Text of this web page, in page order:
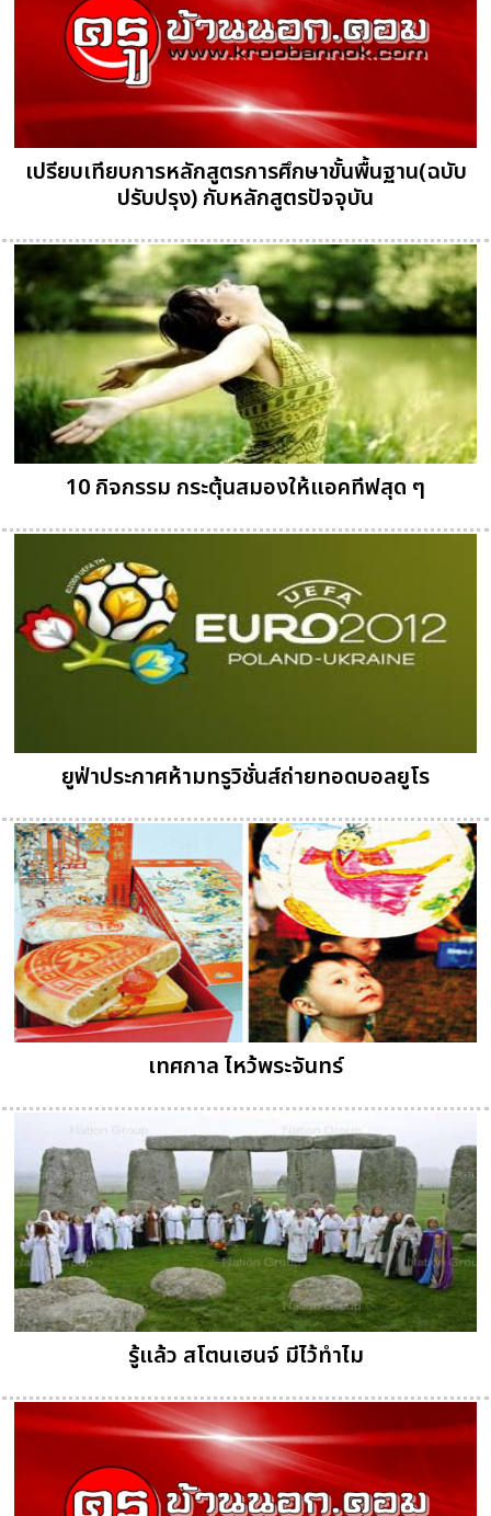
เปรียบเทียบการหลักสูตรการศึกษาขั้นพื้นฐาน(ฉบับ
ปรับปรุง) กับหลักสูตรปัจจุบัน
10 กิจกรรม กระตุ้นสมองให้แอคทีฟสุด ๆ
ยูฟ่าประกาศห้ามทรูวิชั่นส์ถ่ายทอดบอลยูโร
เทศกาล ไหว้พระจันทร์
รู้แล้ว สโตนเฮนจ์ มีไว้ทำไม